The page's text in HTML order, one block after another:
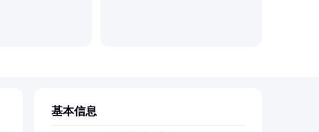
基本信息